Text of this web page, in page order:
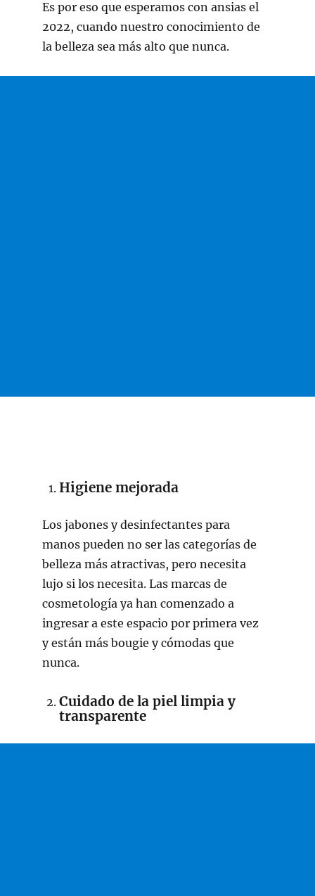
Es por eso que esperamos con ansias el
2022, cuando nuestro conocimiento de
la belleza sea más alto que nunca.
Higiene mejorada
Los jabones y desinfectantes para
manos pueden no ser las categorías de
belleza más atractivas, pero necesita
lujo si los necesita. Las marcas de
cosmetología ya han comenzado a
ingresar a este espacio por primera vez
y están más bougie y cómodas que
nunca.
Cuidado de la piel limpia y
transparente